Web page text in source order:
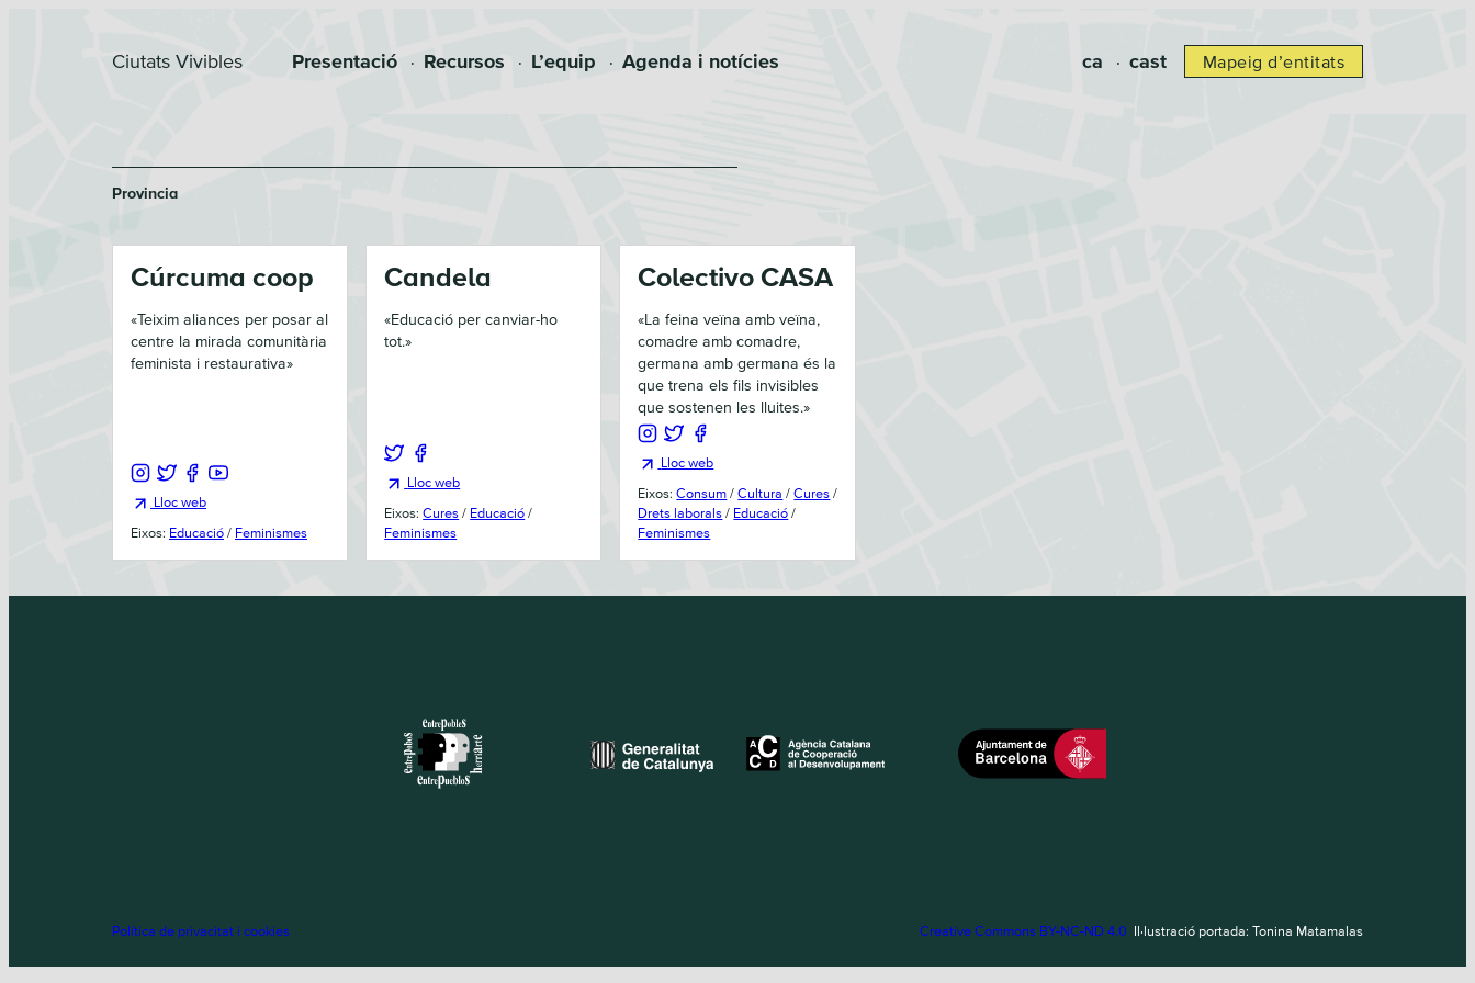
Ciutats Vivibles Presentació Recursos L’equip Agenda i notícies ca cast Mapeig d’entitats
Provincia
Cúrcuma coop
«Teixim aliances per posar al
centre la mirada comunitària
feminista i restaurativa»
Lloc web
Eixos: Educació/ Feminismes
Candela
«Educació per canviar-ho
tot.»
Lloc web
Eixos:Cures/ Educació/
Feminismes
Colectivo CASA
«La feina veïna amb veïna,
comadre amb comadre,
germana amb germana és la
que trena els fils invisibles
que sostenen les lluites.»
Lloc web
Eixos:Consum/Cultura /Cures/
Drets laborals/ Educació/
Feminismes
Política de privacitat i cookies Creative Commons BY-NC-ND 4.0 Il·lustració portada: Tonina Matamalas